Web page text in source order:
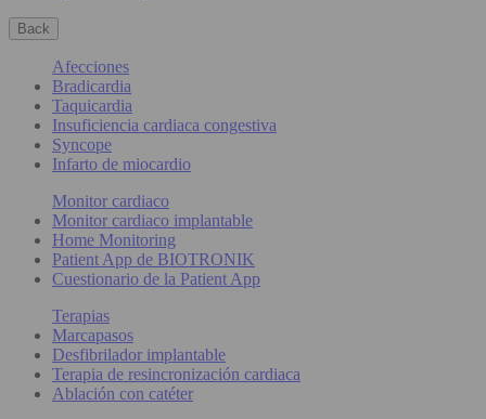
Back
Afecciones
Bradicardia
Taquicardia
Insuficiencia cardiaca congestiva
Syncope
Infarto de miocardio
Monitor cardiaco
Monitor cardiaco implantable
Home Monitoring
Patient App de BIOTRONIK
Cuestionario de la Patient App
Terapias
Marcapasos
Desfibrilador implantable
Terapia de resincronización cardiaca
Ablación con catéter